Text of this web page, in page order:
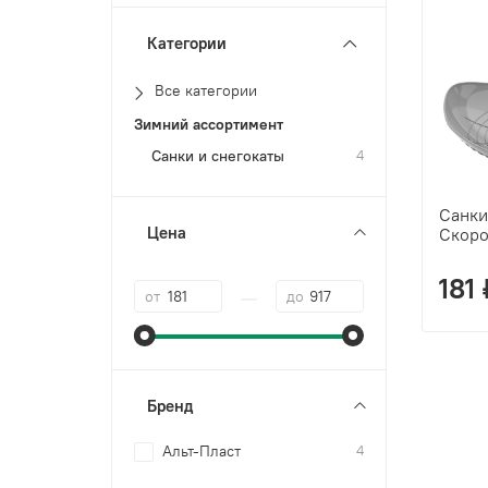
181
Категории
Все категории
Зимний ассортимент
Санки и снегокаты
4
Цена
от до
Бренд
Альт-Пласт 4